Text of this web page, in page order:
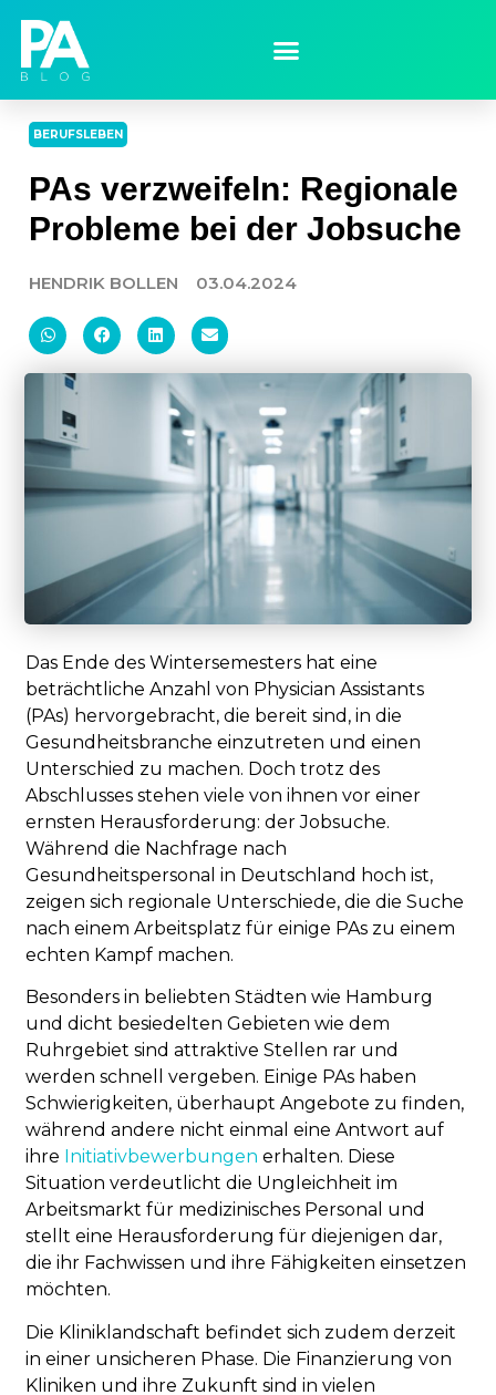
BERUFSLEBEN
PAs verzweifeln: Regionale
Probleme bei der Jobsuche
HENDRIK BOLLEN 03.04.2024
Das Ende des Wintersemesters hat eine
beträchtliche Anzahl von Physician Assistants
(PAs) hervorgebracht, die bereit sind, in die
Gesundheitsbranche einzutreten und einen
Unterschied zu machen. Doch trotz des
Abschlusses stehen viele von ihnen vor einer
ernsten Herausforderung: der Jobsuche.
Während die Nachfrage nach
Gesundheitspersonal in Deutschland hoch ist,
zeigen sich regionale Unterschiede, die die Suche
nach einem Arbeitsplatz für einige PAs zu einem
echten Kampf machen.
Besonders in beliebten Städten wie Hamburg
und dicht besiedelten Gebieten wie dem
Ruhrgebiet sind attraktive Stellen rar und
werden schnell vergeben. Einige PAs haben
Schwierigkeiten, überhaupt Angebote zu finden,
während andere nicht einmal eine Antwort auf
ihre Initiativbewerbungen erhalten. Diese
Situation verdeutlicht die Ungleichheit im
Arbeitsmarkt für medizinisches Personal und
stellt eine Herausforderung für diejenigen dar,
die ihr Fachwissen und ihre Fähigkeiten einsetzen
möchten.
Die Kliniklandschaft befindet sich zudem derzeit
in einer unsicheren Phase. Die Finanzierung von
Kliniken und ihre Zukunft sind in vielen